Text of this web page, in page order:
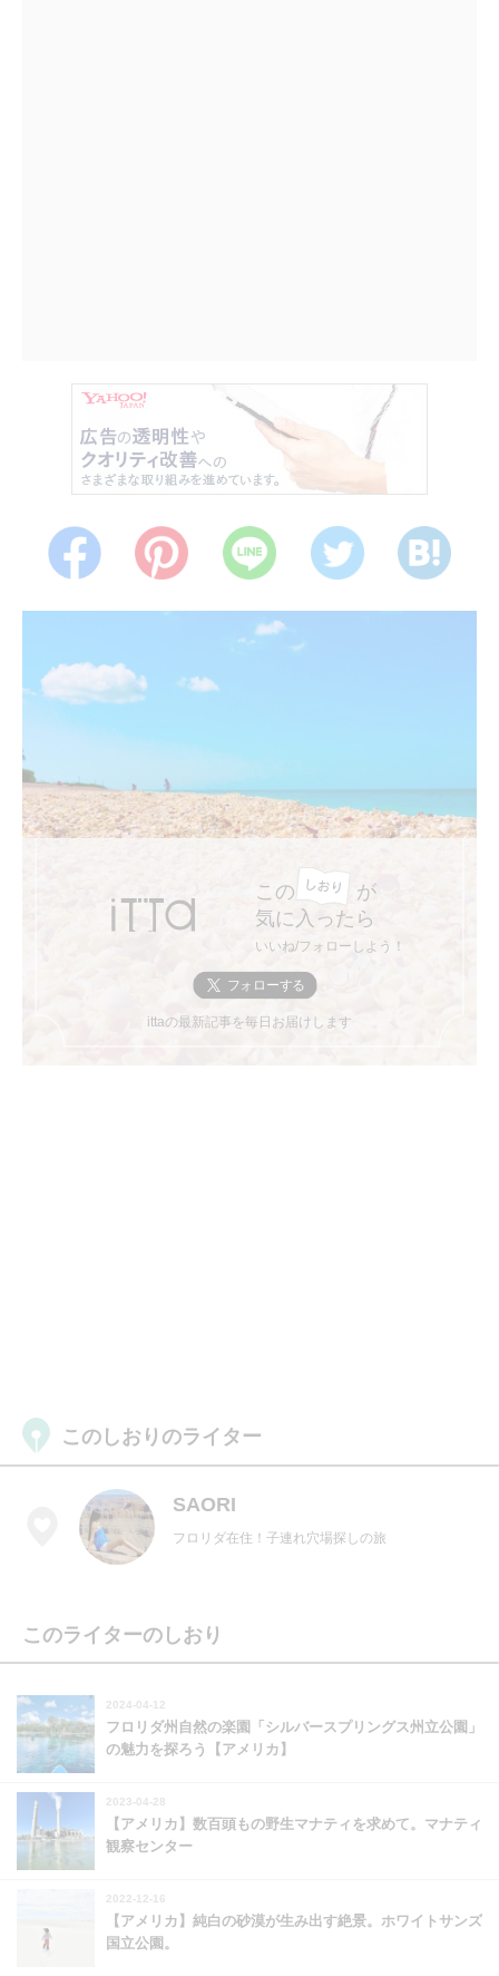
この
が
気に入ったら
いいね/フォローしよう！
ittaの最新記事を毎日お届けします
このしおりのライター
SAORI
フロリダ在住！子連れ穴場探しの旅
このライターのしおり
2024-04-12
フロリダ州自然の楽園「シルバースプリングス州立公園」
の魅力を探ろう【アメリカ】
2023-04-28
【アメリカ】数百頭もの野生マナティを求めて。マナティ
観察センター
2022-12-16
【アメリカ】純白の砂漠が生み出す絶景。ホワイトサンズ
国立公園。